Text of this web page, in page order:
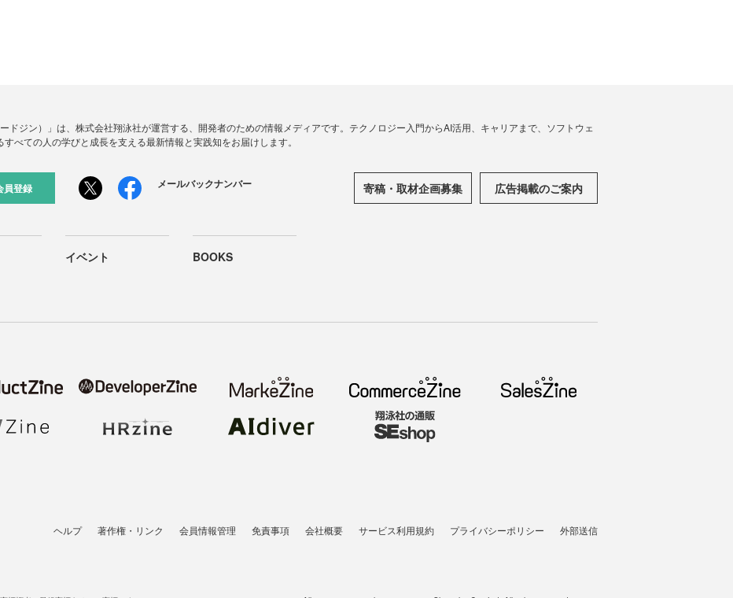
ドジン）」は、株式会社翔泳社が運営する、開発者のための情報メディアです。テクノロジー入門からAI活用、キャリアまで、ソフトウェ
すべての人の学びと成長を支える最新情報と実践知をお届けします。
員登録 メールバックナンバー 寄稿・取材企画募集 広告掲載のご案内
イベント BOOKS
ヘルプ 著作権・リンク 会員情報管理 免責事項 会社概要 サービス利用規約 プライバシーポリシー 外部送信